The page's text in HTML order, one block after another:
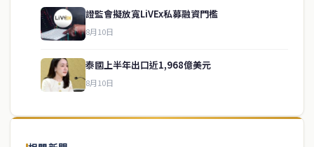
證監會擬放寬LiVEx私募融資門檻
8月10日
泰國上半年出口近1,968億美元
8月10日
關於我們
泰國中文新聞（TCN）是一家總部設於曼谷的中文新聞媒體，致力於
service@thaichinesenews.com